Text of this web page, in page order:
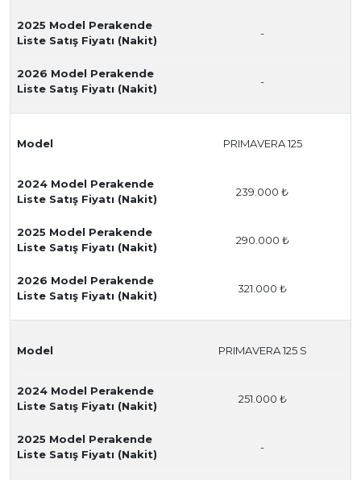
2025 Model Perakende
Liste Satış Fiyatı (Nakit)
-
2026 Model Perakende
Liste Satış Fiyatı (Nakit)
-
Model PRIMAVERA 125
2024 Model Perakende
Liste Satış Fiyatı (Nakit)
239.000 ₺
2025 Model Perakende
Liste Satış Fiyatı (Nakit)
290.000 ₺
2026 Model Perakende
Liste Satış Fiyatı (Nakit)
321.000 ₺
Model PRIMAVERA 125 S
2024 Model Perakende
Liste Satış Fiyatı (Nakit)
251.000 ₺
2025 Model Perakende
Liste Satış Fiyatı (Nakit)
-